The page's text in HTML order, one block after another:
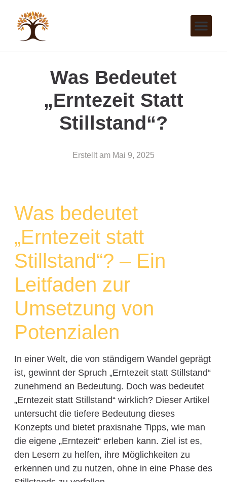
Was Bedeutet
„Erntezeit Statt
Stillstand“?
Erstellt am Mai 9, 2025
Was bedeutet
„Erntezeit statt
Stillstand“? – Ein
Leitfaden zur
Umsetzung von
Potenzialen
In einer Welt, die von ständigem Wandel geprägt
ist, gewinnt der Spruch „Erntezeit statt Stillstand“
zunehmend an Bedeutung. Doch was bedeutet
„Erntezeit statt Stillstand“ wirklich? Dieser Artikel
untersucht die tiefere Bedeutung dieses
Konzepts und bietet praxisnahe Tipps, wie man
die eigene „Erntezeit“ erleben kann. Ziel ist es,
den Lesern zu helfen, ihre Möglichkeiten zu
erkennen und zu nutzen, ohne in eine Phase des